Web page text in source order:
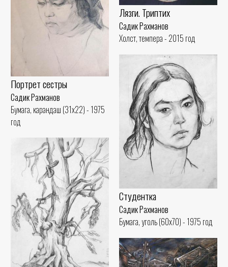
Лязги. Триптих
Садик Рахманов
Холст, темпера - 2015 год
Портрет сестры
Садик Рахманов
Бумага, карандаш (31x22) - 1975
год
Студентка
Садик Рахманов
Бумага, уголь (60x70) - 1975 год